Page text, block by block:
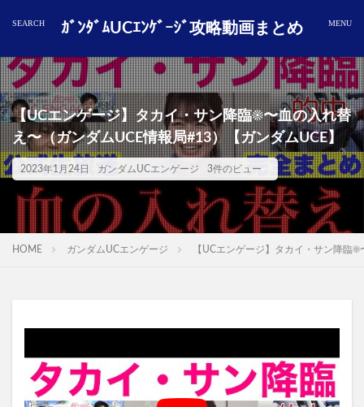
ｶﾞﾝﾀﾞﾑUCｴﾝｹﾞｰｼﾞ攻略動画まとめ
【UCエンゲージ】タカイ・サン降臨☀️〜血の入れ替
え〜（ガンダムUCE情報局#13）【ガンダムUCE】
2023年1月24日 ガンダムUCエンゲージ 3件のビュー
HOME ガンダムUCエンゲージ 【UCエンゲージ】タカイ・サン降臨